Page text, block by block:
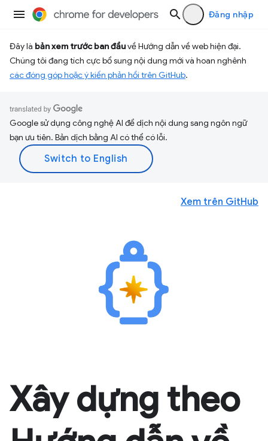
Đăng nhập
Đây là bản xem trước ban đầuvề Hướng dẫn về web hiện đại.
Chúng tôi đang tích cực bổ sung nội dung mới và hoan nghênh
các đóng góp hoặc ý kiến phản hồi trên GitHub.
Google sử dụng công nghệ AI để dịch nội dung sang ngôn ngữ
bạn ưu tiên. Bản dịch bằng AI có thể có lỗi.
Xây dựng theo
Xem trên GitHub